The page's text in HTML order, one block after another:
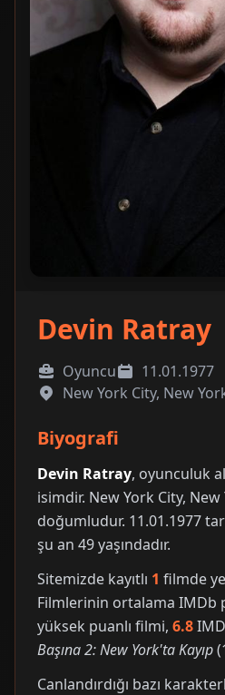
Devin Ratray
Oyuncu
11.01.1977
New York City, New
Biyografi
Devin Ratray, oyunculuk
isimdir. New York City, New
doğumludur. 11.01.1977
şu an 49 yaşındadır.
Sitemizde kayıtlı 1 filmde
Filmlerinin ortalama IMDb
yüksek puanlı filmi, 6.8
Başına 2: New York'ta Kayıp
Canlandırdığı bazı